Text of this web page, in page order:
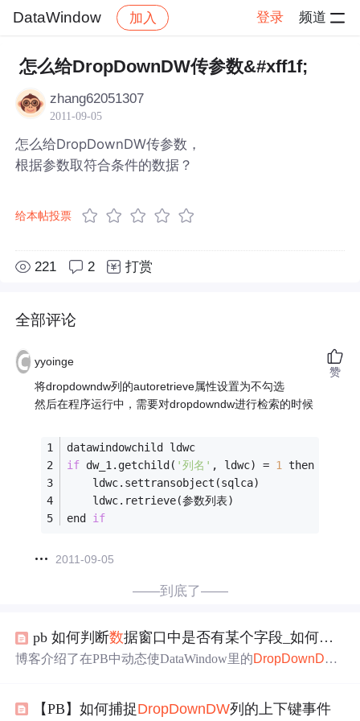
DataWindow 加入 登录 频道
社区 DataWindow 帖子详情
怎么给DropDownDW传参数&#xff1f;
zhang62051307
2011-09-05
怎么给DropDownDW传参数，
根据参数取符合条件的数据？
给本帖投票
221 2 打赏
全部评论
yyoinge
将dropdowndw列的autoretrieve属性设置为不勾选
然后在程序运行中，需要对dropdowndw进行检索的时候
datawindowchild ldwc
if dw_1.getchild( '列名' , ldwc) = 1 then
    ldwc.settransobject(sqlca)
    ldwc.retrieve(参数列表)
end if
2011-09-05
赞
——到底了——
pb 如何判断数据窗口中是否有某个字段_如何动态地使DataWindow中的
博客介绍了在PB中动态使DataWindow里的DropDownDW
etfilter方法更新都市下拉窗口内容，还给出了不同数据量下
【PB】如何捕捉DropDownDW列的上下键事件